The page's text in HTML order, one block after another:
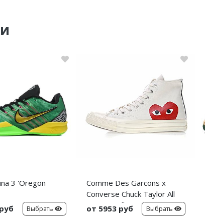
3 'Oregon
Выбрать
Comme Des Garcons x
Converse Chuck Taylor All
Star Hi 'Milk'
от 5953 руб Выбрать